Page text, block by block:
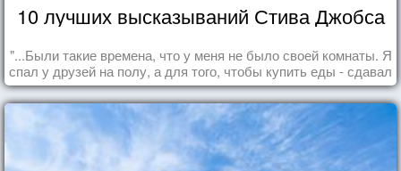
10 лучших высказываний Стива Джобса
"...Были такие времена, что у меня не было своей комнаты. Я
спал у друзей на полу, а для того, чтобы купить еды - сдавал
бутылки из под кока-колы"